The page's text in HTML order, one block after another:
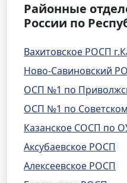
Районные
России по
Вахитовское РОСП
Ново-Савиновский
ОСП №1 по
ОСП №1 по
Казанское СОСП по
Аксубаевское РОСП
Алексеевское РОСП